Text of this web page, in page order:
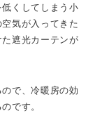
くしてしまう小
気が入ってきた
遮光カーテンが
で、冷暖房の効
です。